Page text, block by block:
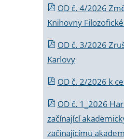
OD č. 4/2026
Knihovny
OD č. 3/2026
Karlovy
OD č. 2/2026 k
OD č. 1_2026
začínající
začínajícímu